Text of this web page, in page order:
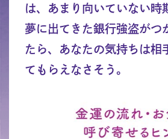
は、あまり向いていない時
夢に出てきた銀行強盗がつ
たら、あなたの気持ちは相
てもらえなさそう。